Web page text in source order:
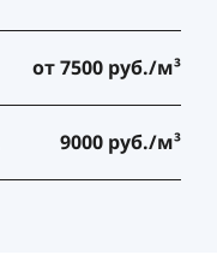
от 7500 руб./м³
9000 руб./м³